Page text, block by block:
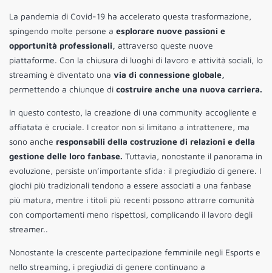
La pandemia di Covid-19 ha accelerato questa trasformazione,
spingendo molte persone a esplorare nuove passioni e
opportunità professionali, attraverso queste nuove
piattaforme. Con la chiusura di luoghi di lavoro e attività sociali, lo
streaming è diventato una via di connessione globale,
permettendo a chiunque di costruire anche una nuova carriera.
In questo contesto, la creazione di una community accogliente e
affiatata è cruciale. I creator non si limitano a intrattenere, ma
sono anche responsabili della costruzione di relazioni e della
gestione delle loro fanbase. Tuttavia, nonostante il panorama in
evoluzione, persiste un’importante sfida: il pregiudizio di genere. I
giochi più tradizionali tendono a essere associati a una fanbase
più matura, mentre i titoli più recenti possono attrarre comunità
con comportamenti meno rispettosi, complicando il lavoro degli
streamer..
Nonostante la crescente partecipazione femminile negli Esports e
nello streaming, i pregiudizi di genere continuano a